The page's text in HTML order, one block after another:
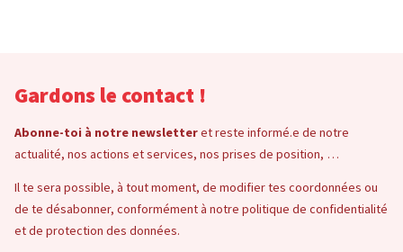
Gardons le contact !
Abonne-toi à notre newsletteret reste informé.e de notre
actualité, nos actions et services, nos prises de position, …
Il te sera possible, à tout moment, de modifier tes coordonnées ou
de te désabonner, conformément à notre politique de confidentialité
et de protection des données.